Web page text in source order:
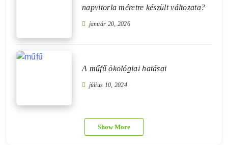
napvitorla méretre készült változata?
január 20, 2026
A műfű ökológiai hatásai
július 10, 2024
Show More